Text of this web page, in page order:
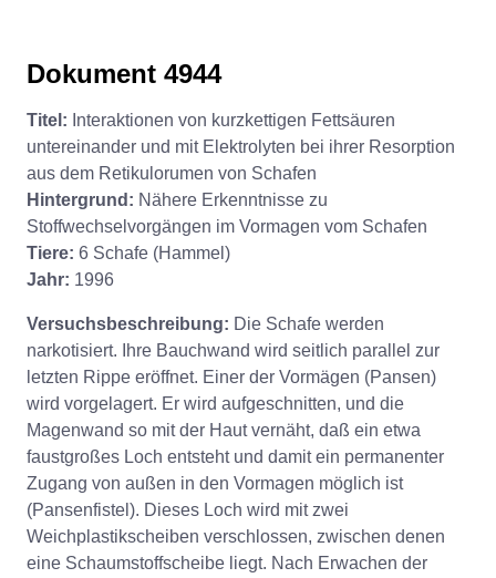
Dokument 4944
Titel: Interaktionen von kurzkettigen Fettsäuren
untereinander und mit Elektrolyten bei ihrer Resorption
aus dem Retikulorumen von Schafen
Hintergrund: Nähere Erkenntnisse zu
Stoffwechselvorgängen im Vormagen vom Schafen
Tiere: 6 Schafe (Hammel)
Jahr: 1996
Versuchsbeschreibung: Die Schafe werden
narkotisiert. Ihre Bauchwand wird seitlich parallel zur
letzten Rippe eröffnet. Einer der Vormägen (Pansen)
wird vorgelagert. Er wird aufgeschnitten, und die
Magenwand so mit der Haut vernäht, daß ein etwa
faustgroßes Loch entsteht und damit ein permanenter
Zugang von außen in den Vormagen möglich ist
(Pansenfistel). Dieses Loch wird mit zwei
Weichplastikscheiben verschlossen, zwischen denen
eine Schaumstoffscheibe liegt. Nach Erwachen der